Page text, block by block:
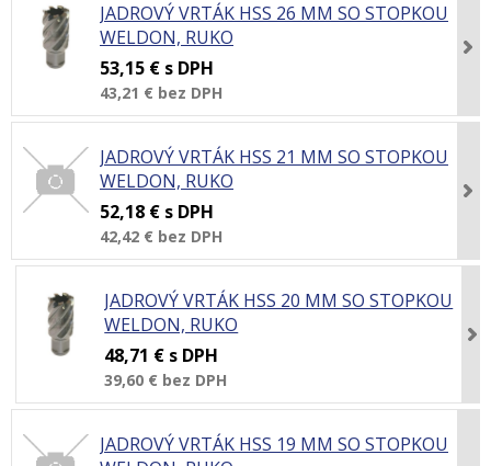
JADROVÝ VRTÁK HSS 26 MM SO STOPKOU
WELDON, RUKO
53,15 € s DPH
43,21 € bez DPH
JADROVÝ VRTÁK HSS 21 MM SO STOPKOU
WELDON, RUKO
52,18 € s DPH
42,42 € bez DPH
JADROVÝ VRTÁK HSS 20 MM SO STOPKOU
WELDON, RUKO
48,71 € s DPH
39,60 € bez DPH
JADROVÝ VRTÁK HSS 19 MM SO STOPKOU